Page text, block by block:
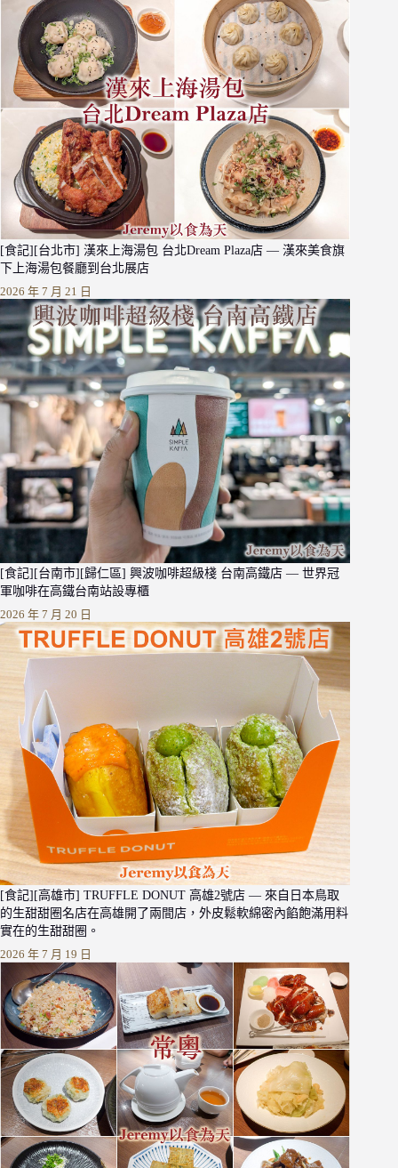
[食記][台北市] 漢來上海湯包 台北Dream Plaza店 — 漢來美食旗
下上海湯包餐廳到台北展店
2026 年 7 月 21 日
[食記][台南市][歸仁區] 興波咖啡超級棧 台南高鐵店 — 世界冠
軍咖啡在高鐵台南站設專櫃
2026 年 7 月 20 日
[食記][高雄市] TRUFFLE DONUT 高雄2號店 — 來自日本鳥取
的生甜甜圈名店在高雄開了兩間店，外皮鬆軟綿密內餡飽滿用料
實在的生甜甜圈。
2026 年 7 月 19 日